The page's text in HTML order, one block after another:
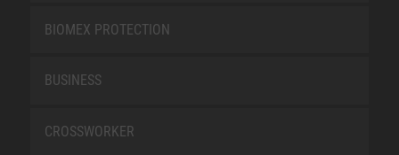
BIOMEX PROTECTION
BUSINESS
CROSSWORKER